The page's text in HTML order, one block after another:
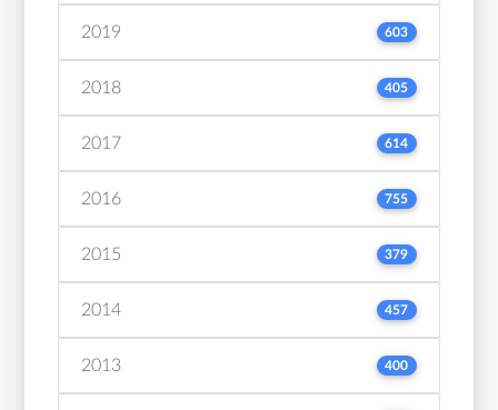
2019 603
2018 405
2017 614
2016 755
2015 379
2014 457
2013 400